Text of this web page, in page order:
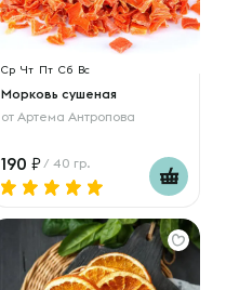
Ср Чт Пт Сб Вс
Морковь сушеная
от Артема Антропова
190 / 40 гр.